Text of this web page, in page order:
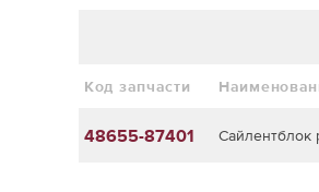
Код запчасти
48655-87401 Сайлентблок